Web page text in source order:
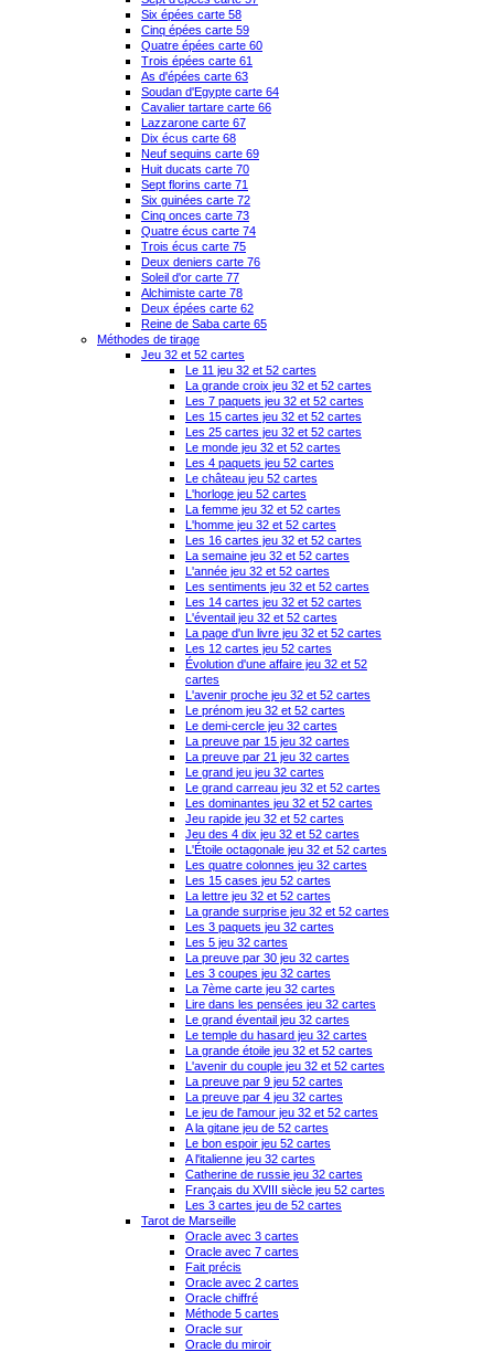
Six épées carte 58
Cinq épées carte 59
Quatre épées carte 60
Trois épées carte 61
As d'épées carte 63
Soudan d'Egypte carte 64
Cavalier tartare carte 66
Lazzarone carte 67
Dix écus carte 68
Neuf sequins carte 69
Huit ducats carte 70
Sept florins carte 71
Six guinées carte 72
Cinq onces carte 73
Quatre écus carte 74
Trois écus carte 75
Deux deniers carte 76
Soleil d'or carte 77
Alchimiste carte 78
Deux épées carte 62
Reine de Saba carte 65
Méthodes de tirage
Jeu 32 et 52 cartes
Le 11 jeu 32 et 52 cartes
La grande croix jeu 32 et 52 cartes
Les 7 paquets jeu 32 et 52 cartes
Les 15 cartes jeu 32 et 52 cartes
Les 25 cartes jeu 32 et 52 cartes
Le monde jeu 32 et 52 cartes
Les 4 paquets jeu 52 cartes
Le château jeu 52 cartes
L'horloge jeu 52 cartes
La femme jeu 32 et 52 cartes
L'homme jeu 32 et 52 cartes
Les 16 cartes jeu 32 et 52 cartes
La semaine jeu 32 et 52 cartes
L'année jeu 32 et 52 cartes
Les sentiments jeu 32 et 52 cartes
Les 14 cartes jeu 32 et 52 cartes
L'éventail jeu 32 et 52 cartes
La page d'un livre jeu 32 et 52 cartes
Les 12 cartes jeu 52 cartes
Évolution d'une affaire jeu 32 et 52
cartes
L'avenir proche jeu 32 et 52 cartes
Le prénom jeu 32 et 52 cartes
Le demi-cercle jeu 32 cartes
La preuve par 15 jeu 32 cartes
La preuve par 21 jeu 32 cartes
Le grand jeu jeu 32 cartes
Le grand carreau jeu 32 et 52 cartes
Les dominantes jeu 32 et 52 cartes
Jeu rapide jeu 32 et 52 cartes
Jeu des 4 dix jeu 32 et 52 cartes
L'Étoile octagonale jeu 32 et 52 cartes
Les quatre colonnes jeu 32 cartes
Les 15 cases jeu 52 cartes
La lettre jeu 32 et 52 cartes
La grande surprise jeu 32 et 52 cartes
Les 3 paquets jeu 32 cartes
Les 5 jeu 32 cartes
La preuve par 30 jeu 32 cartes
Les 3 coupes jeu 32 cartes
La 7ème carte jeu 32 cartes
Lire dans les pensées jeu 32 cartes
Le grand éventail jeu 32 cartes
Le temple du hasard jeu 32 cartes
La grande étoile jeu 32 et 52 cartes
L'avenir du couple jeu 32 et 52 cartes
La preuve par 9 jeu 52 cartes
La preuve par 4 jeu 32 cartes
Le jeu de l'amour jeu 32 et 52 cartes
A la gitane jeu de 52 cartes
Le bon espoir jeu 52 cartes
A l'italienne jeu 32 cartes
Catherine de russie jeu 32 cartes
Français du XVIII siècle jeu 52 cartes
Les 3 cartes jeu de 52 cartes
Tarot de Marseille
Oracle avec 3 cartes
Oracle avec 7 cartes
Fait précis
Oracle avec 2 cartes
Oracle chiffré
Méthode 5 cartes
Oracle sur
Oracle du miroir